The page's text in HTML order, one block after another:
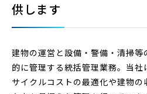
供します
建物の運営と設備・警備・清掃
的に管理する統括管理業務。当
サイクルコストの最適化や建物